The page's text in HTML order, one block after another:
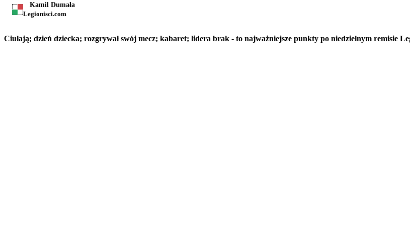
Kamil Dumała
Legionisci.com
Ciułają; dzień dziecka; rozgrywał swój mecz; kabaret; lidera brak - to najważniejsze punkty po niedzielnym remisie